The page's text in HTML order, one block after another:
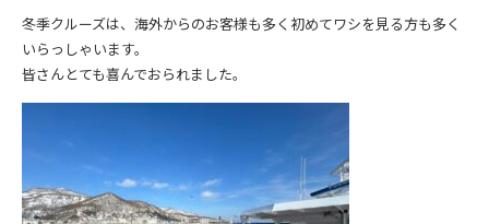
冬季クルーズは、海外からのお客様も多く初めてワシを見る方も多く
いらっしゃいます。
皆さんとても喜んでおられました。